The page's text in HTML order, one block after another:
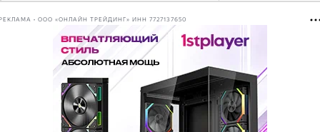
• ООО «ОНЛАЙН ТРЕЙДИНГ» ИНН 7727137650